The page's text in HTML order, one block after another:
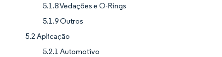
5.1.8 Vedações e O-Rings
5.1.9 Outros
5.2 Aplicação
5.2.1 Automotivo